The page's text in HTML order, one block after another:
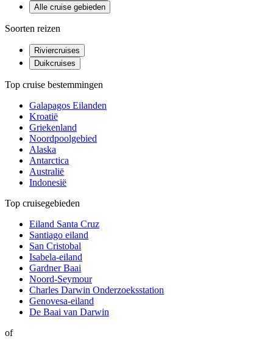
Alle cruise gebieden
Soorten reizen
Riviercruises
Duikcruises
Top cruise bestemmingen
Galapagos Eilanden
Kroatië
Griekenland
Noordpoolgebied
Alaska
Antarctica
Australië
Indonesië
Top cruisegebieden
Eiland Santa Cruz
Santiago eiland
San Cristobal
Isabela-eiland
Gardner Baai
Noord-Seymour
Charles Darwin Onderzoeksstation
Genovesa-eiland
De Baai van Darwin
of